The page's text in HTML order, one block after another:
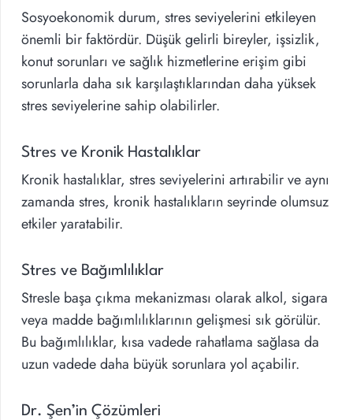
Sosyoekonomik durum, stres seviyelerini etkileyen
önemli bir faktördür. Düşük gelirli bireyler, işsizlik,
konut sorunları ve sağlık hizmetlerine erişim gibi
sorunlarla daha sık karşılaştıklarından daha yüksek
stres seviyelerine sahip olabilirler.
Stres ve Kronik Hastalıklar
Kronik hastalıklar, stres seviyelerini artırabilir ve aynı
zamanda stres, kronik hastalıkların seyrinde olumsuz
etkiler yaratabilir.
Stres ve Bağımlılıklar
Stresle başa çıkma mekanizması olarak alkol, sigara
veya madde bağımlılıklarının gelişmesi sık görülür.
Bu bağımlılıklar, kısa vadede rahatlama sağlasa da
uzun vadede daha büyük sorunlara yol açabilir.
Dr. Şen’in Çözümleri